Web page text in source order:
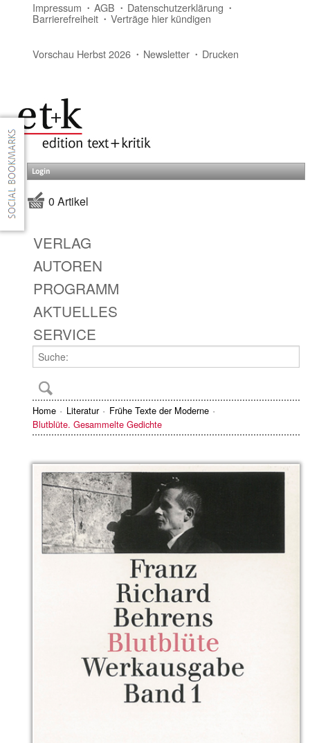
Impressum AGB Datenschutzerklärung
Barrierefreiheit Verträge hier kündigen
Vorschau Herbst 2026 Newsletter Drucken
Login
0 Artikel
VERLAG
AUTOREN
PROGRAMM
AKTUELLES
SERVICE
Home Literatur
Frühe Texte der Moderne
Blutblüte. Gesammelte Gedichte